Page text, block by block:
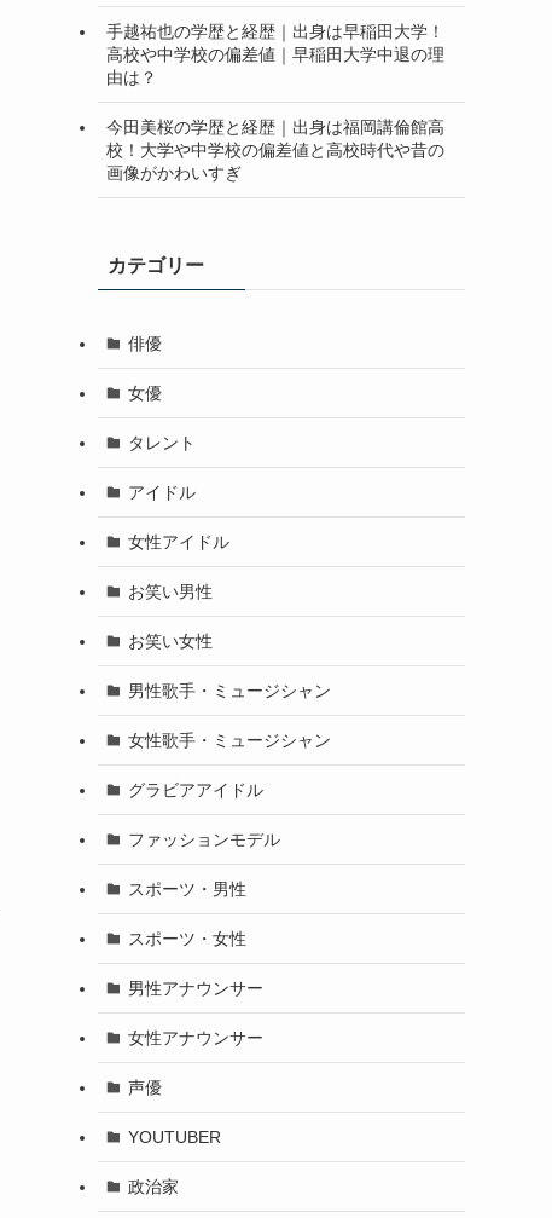
手越祐也の学歴と経歴｜出身は早稲田大学！
高校や中学校の偏差値｜早稲田大学中退の理
由は？
今田美桜の学歴と経歴｜出身は福岡講倫館高
校！大学や中学校の偏差値と高校時代や昔の
画像がかわいすぎ
カテゴリー
俳優
女優
タレント
アイドル
女性アイドル
お笑い男性
お笑い女性
男性歌手・ミュージシャン
女性歌手・ミュージシャン
グラビアアイドル
ファッションモデル
スポーツ・男性
スポーツ・女性
男性アナウンサー
女性アナウンサー
声優
YOUTUBER
政治家